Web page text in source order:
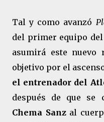
Tal y como avanzó
del primer equipo del
asumirá este
objetivo por el ascenso
el entrenador del
después de que se
Chema Sanzal